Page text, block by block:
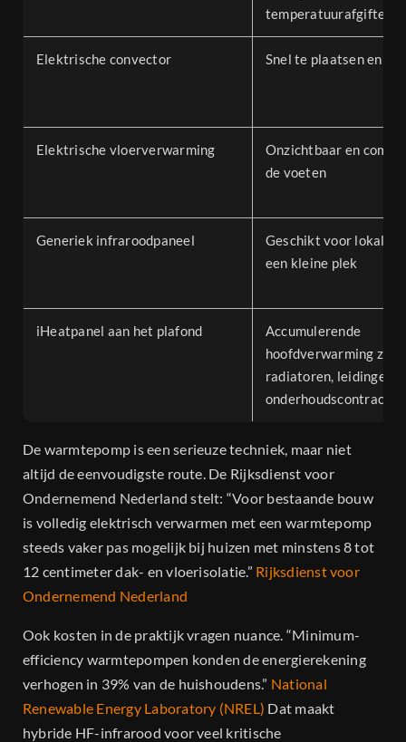
temperatuurafgifte
Elektrische convector Snel te plaatsen en
Elektrische vloerverwarming
Onzichtbaar en
de voeten
Generiek infraroodpaneel
Geschikt voor lokale
een kleine plek
iHeatpanel aan het plafond
Accumulerende
hoofdverwarming
radiatoren, leidingen
onderhoudscontract
De warmtepomp is een serieuze techniek, maar niet
altijd de eenvoudigste route. De Rijksdienst voor
Ondernemend Nederland stelt: “Voor bestaande bouw
is volledig elektrisch verwarmen met een warmtepomp
steeds vaker pas mogelijk bij huizen met minstens 8 tot
12 centimeter dak- en vloerisolatie.” Rijksdienst voor
Ondernemend Nederland
Ook kosten in de praktijk vragen nuance. “Minimum-
efficiency warmtepompen konden de energierekening
verhogen in 39% van de huishoudens.” National
Renewable Energy Laboratory (NREL) Dat maakt
hybride HF-infrarood voor veel kritische